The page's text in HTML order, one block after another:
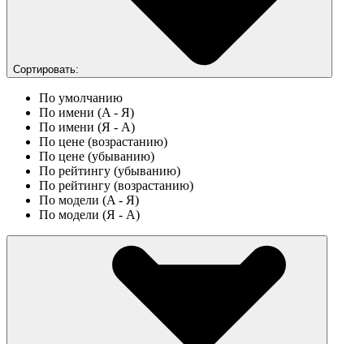
Сортировать:
По умолчанию
По имени (A - Я)
По имени (Я - A)
По цене (возрастанию)
По цене (убыванию)
По рейтингу (убыванию)
По рейтингу (возрастанию)
По модели (A - Я)
По модели (Я - A)